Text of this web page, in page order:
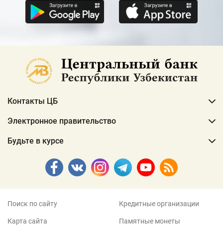
Контакты ЦБ
Электронное правительство
Будьте в курсе
Поиск по сайту
Карта сайта
Кредитные организации
Памятные монеты